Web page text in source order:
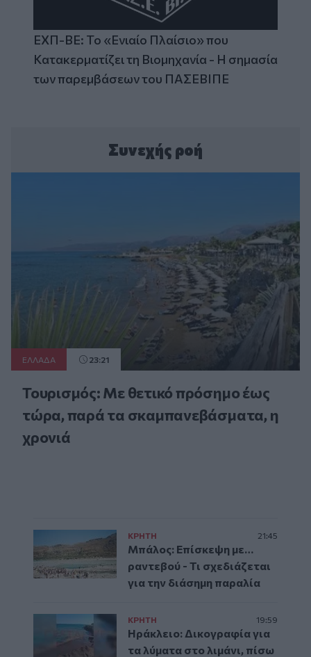
ΕΧΠ-ΒΕ: Το «Ενιαίο Πλαίσιο» που
Κατακερματίζει τη Βιομηχανία - Η σημασία
των παρεμβάσεων του ΠΑΣΕΒΙΠΕ
Συνεχής ροή
ΕΛΛAΔΑ 23:21
Τουρισμός: Με θετικό πρόσημο έως
τώρα, παρά τα σκαμπανεβάσματα, η
χρονιά
ΚΡΗΤΗ 21:45
Μπάλος: Επίσκεψη με…
ραντεβού - Τι σχεδιάζεται
για την διάσημη παραλία
ΚΡΗΤΗ 19:59
Ηράκλειο: Δικογραφία για
τα λύματα στο λιμάνι, πίσω